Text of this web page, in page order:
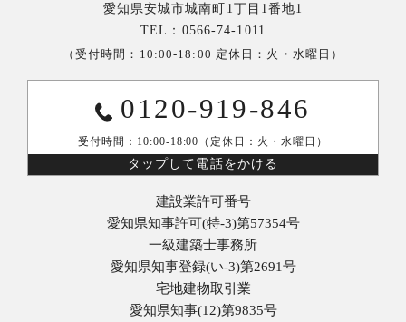
愛知県安城市城南町1丁目1番地1
TEL：0566-74-1011
（受付時間：10:00-18:00 定休日：火・水曜日）
0120-919-846
受付時間：10:00-18:00（定休日：火・水曜日）
タップして電話をかける
建設業許可番号
愛知県知事許可(特-3)第57354号
一級建築士事務所
愛知県知事登録(い-3)第2691号
宅地建物取引業
愛知県知事(12)第9835号